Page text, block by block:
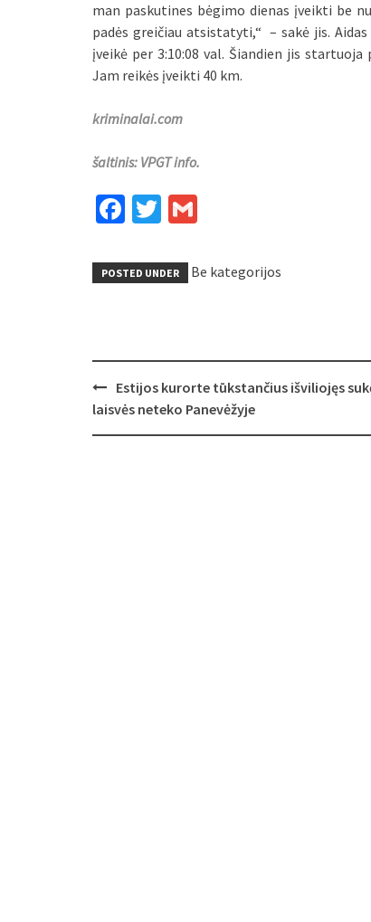
man paskutines bėgimo dienas įveikti be
padės greičiau atsistatyti,“ – sakė jis.
įveikė per 3:10:08 val. Šiandien jis
Jam reikės įveikti 40 km.
kriminalai.com
šaltinis: VPGT info.
Facebook
Twitter
POSTED UNDER Be kategorijos
Post
navigation
Estijos kurorte tūkstančius išviliojęs
laisvės neteko Panevėžyje